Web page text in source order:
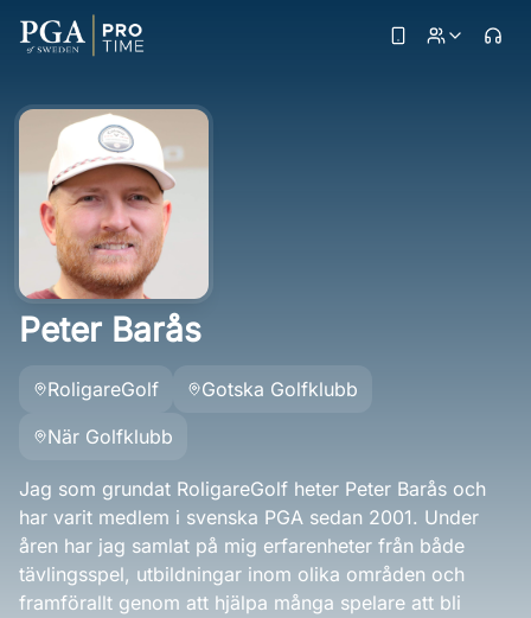
Peter Barås
RoligareGolf
Gotska Golfklubb
När Golfklubb
Jag som grundat RoligareGolf heter Peter Barås och
har varit medlem i svenska PGA sedan 2001. Under
åren har jag samlat på mig erfarenheter från både
tävlingsspel, utbildningar inom olika områden och
framförallt genom att hjälpa många spelare att bli